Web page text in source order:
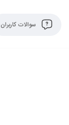
سوالات کاربران